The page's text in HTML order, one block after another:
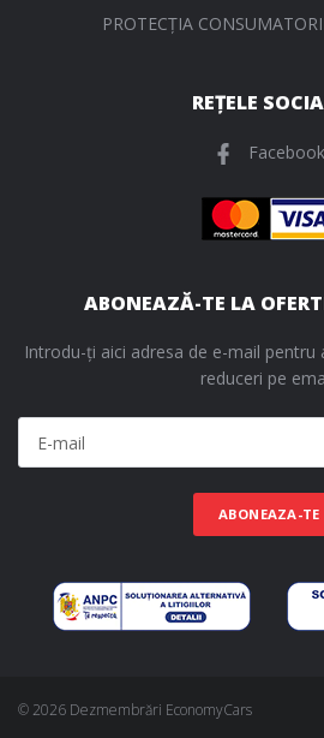
PROTECŢIA
REȚELE
Facebook
ABONEAZĂ-TE LA
Introdu-ți aici adresa de e-mail pentru
reduceri pe
ABONEAZA-TE
© 2026 Dezmembrări EconomyCars